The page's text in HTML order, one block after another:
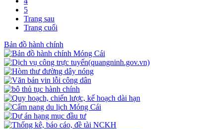
5
Trang sau
Trang cuối
Bản đồ hành chính